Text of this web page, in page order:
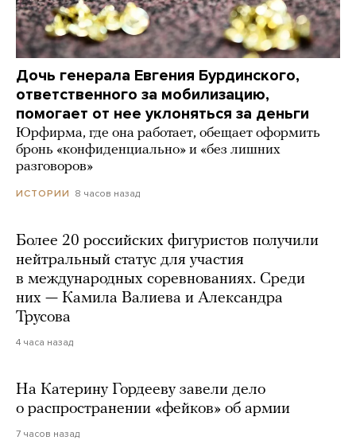
Дочь генерала Евгения Бурдинского,
ответственного за мобилизацию,
помогает от нее уклоняться за деньги
Юрфирма, где она работает, обещает оформить
бронь «конфиденциально» и «без лишних
разговоров»
ИСТОРИИ 8 часов назад
Более 20 российских фигуристов получили
нейтральный статус для участия
в международных соревнованиях. Среди
них — Камила Валиева и Александра
Трусова
4 часа назад
На Катерину Гордееву завели дело
о распространении «фейков» об армии
7 часов назад